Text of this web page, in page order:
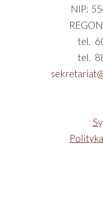
NIP:
tel.
tel.